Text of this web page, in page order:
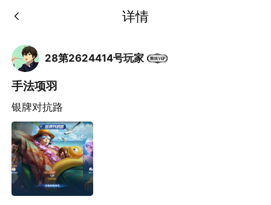
详情
28第2624414号玩家
手法项羽
银牌对抗路